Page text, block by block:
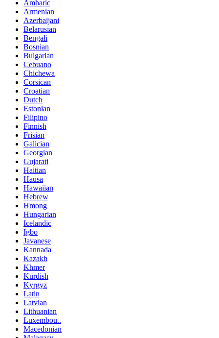
Amharic
Armenian
Azerbaijani
Belarusian
Bengali
Bosnian
Bulgarian
Cebuano
Chichewa
Corsican
Croatian
Dutch
Estonian
Filipino
Finnish
Frisian
Galician
Georgian
Gujarati
Haitian
Hausa
Hawaiian
Hebrew
Hmong
Hungarian
Icelandic
Igbo
Javanese
Kannada
Kazakh
Khmer
Kurdish
Kyrgyz
Latin
Latvian
Lithuanian
Luxembou..
Macedonian